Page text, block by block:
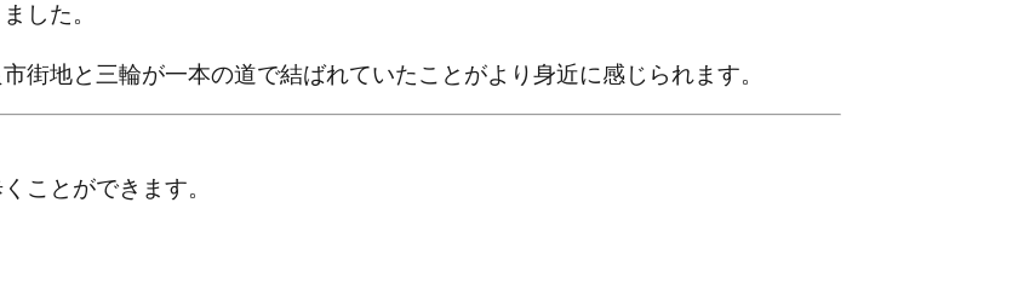
した。
街地と三輪が一本の道で結ばれていたことがより身近に感じられます。
ことができます。